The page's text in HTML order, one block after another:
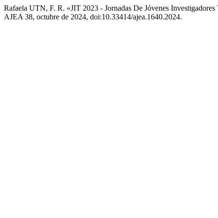
Rafaela UTN, F. R. «JIT 2023 - Jornadas De Jóvenes
AJEA 38, octubre de 2024, doi:10.33414/ajea.1640.2024.